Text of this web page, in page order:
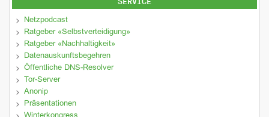
Netzpodcast
Ratgeber «Selbstverteidigung»
Ratgeber «Nachhaltigkeit»
Datenauskunftsbegehren
Öffentliche DNS-Resolver
Tor-Server
Anonip
Präsentationen